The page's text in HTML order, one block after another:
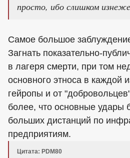
просто, ибо слишком
Самое большое
Загнать показательно-
в лагеря смерти, при том
основного этноса в каждой
гейропы и от
более, что основные удары
больших дистанций по
предприятиям.
Цитата: PDM80